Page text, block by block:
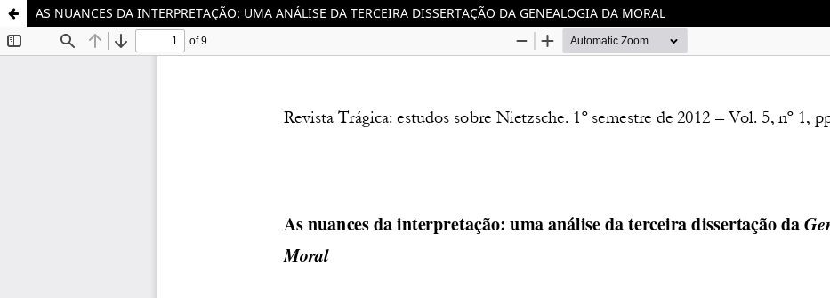
AS NUANCES DA INTERPRETAÇÃO: UMA ANÁLISE DA TERCEIRA DISSERTAÇÃO DA GENEALOGIA DA MORAL